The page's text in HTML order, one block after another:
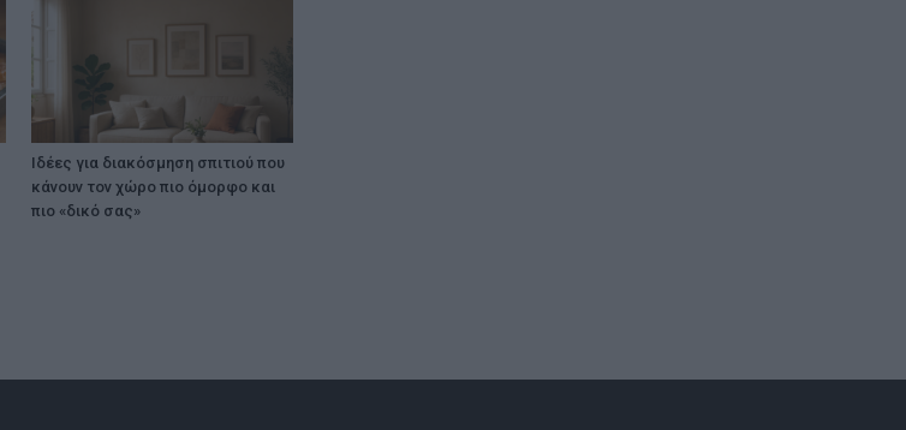
Ιδέες για διακόσμηση σπιτιού που
κάνουν τον χώρο πιο όμορφο και
πιο «δικό σας»